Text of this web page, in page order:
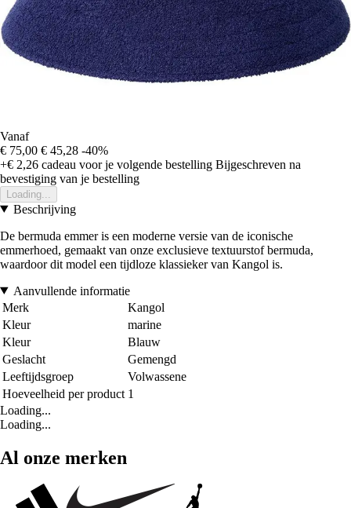
Vanaf
€ 75,00 € 45,28 -40%
+€ 2,26 cadeau voor je volgende bestelling Bijgeschreven na
bevestiging van je bestelling
Loading...
Beschrijving
De bermuda emmer is een moderne versie van de iconische
emmerhoed, gemaakt van onze exclusieve textuurstof bermuda,
waardoor dit model een tijdloze klassieker van Kangol is.
Aanvullende informatie
Merk
Kangol
Kleur
marine
Kleur
Blauw
Geslacht
Gemengd
Leeftijdsgroep
Volwassene
Hoeveelheid per product 1
Loading...
Loading...
Al onze merken